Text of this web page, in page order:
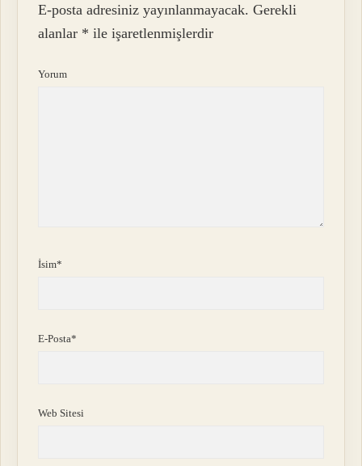
E-posta adresiniz yayınlanmayacak. Gerekli
alanlar * ile işaretlenmişlerdir
Yorum
İsim*
E-Posta*
Web Sitesi